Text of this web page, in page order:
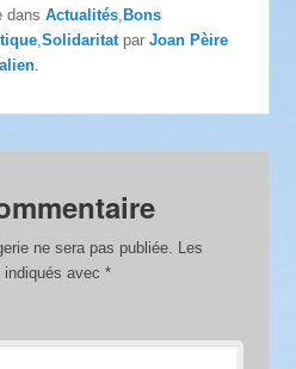
dansActualités ,Bons
,Solidaritat parJoan Pèire
ne sera pas publiée. Les
indiqués avec*